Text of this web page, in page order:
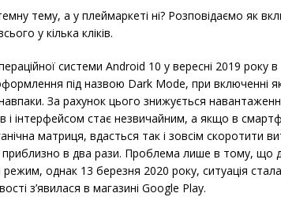
тему, а у плеймаркеті ні? Розповідаємо як
у кілька кліків.
системи Android 10 у вересні 2019 року в
під назвою Dark Mode, при включенні
За рахунок цього знижується
і інтерфейсом стає незвичайним, а якщо в
матриця, вдасться так і зовсім скоротити
в два рази. Проблема лише в тому, що
однак 13 березня 2020 року, ситуація
з’явилася в магазині Google Play.